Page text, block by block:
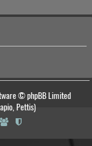
© phpBB Limited
Pettis)